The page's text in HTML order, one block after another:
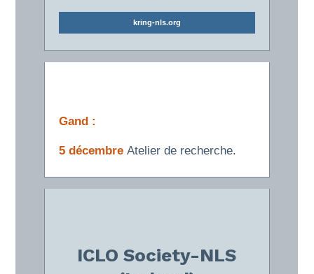
kring-nls.org
Gand :
5 décembreAtelier de recherche.
ICLO Society-NLS